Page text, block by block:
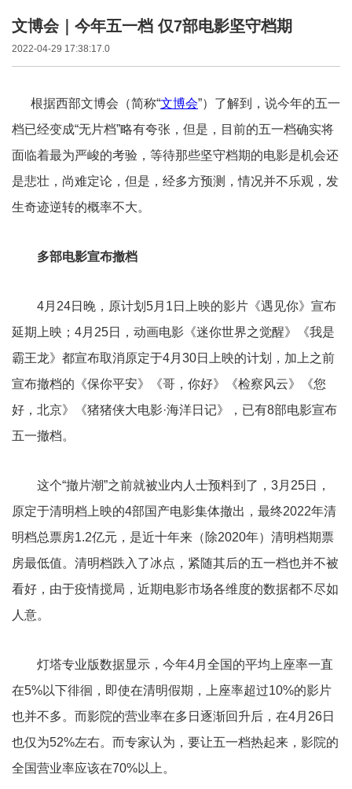
文博会｜今年五一档 仅7部电影坚守档期
2022-04-29 17:38:17.0
根据西部文博会（简称“文博会”）了解到，说今年的五一
档已经变成“无片档”略有夸张，但是，目前的五一档确实将
面临着最为严峻的考验，等待那些坚守档期的电影是机会还
是悲壮，尚难定论，但是，经多方预测，情况并不乐观，发
生奇迹逆转的概率不大。
多部电影宣布撤档
4月24日晚，原计划5月1日上映的影片《遇见你》宣布
延期上映；4月25日，动画电影《迷你世界之觉醒》《我是
霸王龙》都宣布取消原定于4月30日上映的计划，加上之前
宣布撤档的《保你平安》《哥，你好》《检察风云》《您
好，北京》《猪猪侠大电影·海洋日记》，已有8部电影宣布
五一撤档。
这个“撤片潮”之前就被业内人士预料到了，3月25日，
原定于清明档上映的4部国产电影集体撤出，最终2022年清
明档总票房1.2亿元，是近十年来（除2020年）清明档期票
房最低值。清明档跌入了冰点，紧随其后的五一档也并不被
看好，由于疫情搅局，近期电影市场各维度的数据都不尽如
人意。
灯塔专业版数据显示，今年4月全国的平均上座率一直
在5%以下徘徊，即使在清明假期，上座率超过10%的影片
也并不多。而影院的营业率在多日逐渐回升后，在4月26日
也仅为52%左右。而专家认为，要让五一档热起来，影院的
全国营业率应该在70%以上。